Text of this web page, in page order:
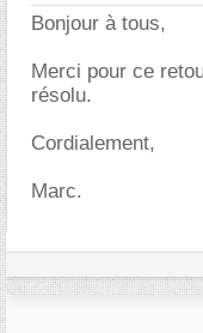
Bonjour à tous,
Merci pour ce
résolu.
Cordialement,
Marc.